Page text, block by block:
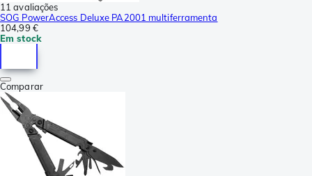
11 avaliações
SOG PowerAccess Deluxe PA2001 multiferramenta
104,99 €
Em stock
Comparar